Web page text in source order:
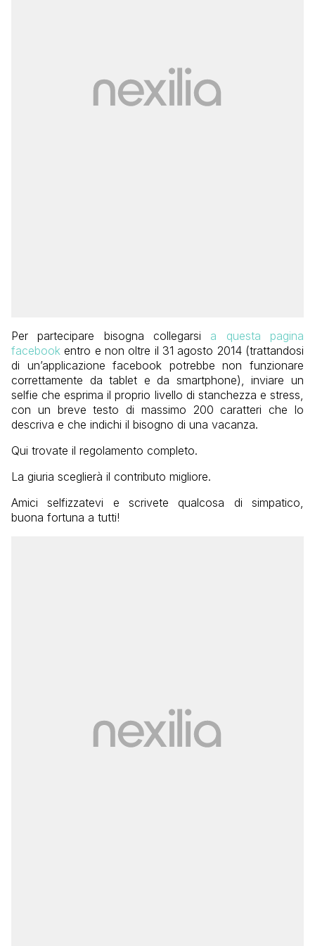
Per partecipare bisogna collegarsi a questa pagina
facebook entro e non oltre il 31 agosto 2014 (trattandosi
di un’applicazione facebook potrebbe non funzionare
correttamente da tablet e da smartphone), inviare un
selfie che esprima il proprio livello di stanchezza e stress,
con un breve testo di massimo 200 caratteri che lo
descriva e che indichi il bisogno di una vacanza.
Qui trovate il regolamento completo.
La giuria sceglierà il contributo migliore.
Amici selfizzatevi e scrivete qualcosa di simpatico,
buona fortuna a tutti!